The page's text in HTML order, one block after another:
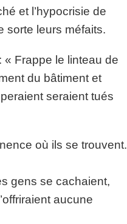
et l’hypocrisie de
sorte leurs méfaits.
« Frappe le linteau de
du bâtiment et
seraient tués
où ils se trouvent.
gens se cachaient,
aucune